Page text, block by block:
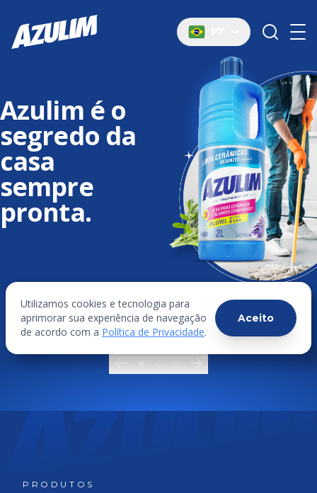
Azulim é o
segredo da
casa
sempre
pronta.
Descubra
PRODUTOS
Utilizamos cookies e tecnologia para
aprimorar sua experiência de navegação
de acordo com a Política de Privacidade.
Aceito